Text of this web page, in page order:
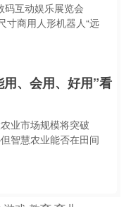
码互动娱乐展览会
寸商用人形机器人“远
、会用、好用”看
业市场规模将突破
智慧农业能否在田间